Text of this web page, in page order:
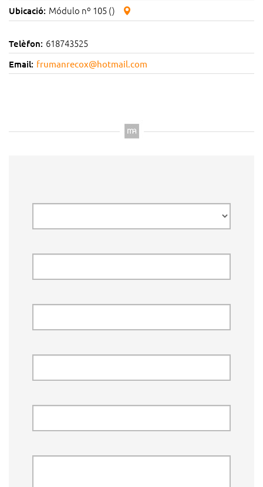
Ubicació: Módulo nº 105 ()
Telèfon: 618743525
Email: frumanrecox@hotmail.com